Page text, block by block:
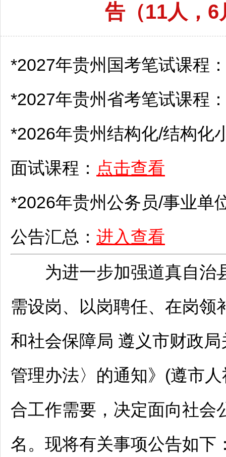
告（11人，6
*2027年贵州国考笔试课程
*2027年贵州省考笔试课程
*2026年贵州结构化/结构化
面试课程： 点击查看
*2026年贵州公务员/事业单
公告汇总： 进入查看
为进一步加强道真自治
需设岗、以岗聘任、在岗领
和社会保障局 遵义市财政局
管理办法〉的通知》(遵市
合工作需要，决定面向社会
名。现将有关事项公告如下